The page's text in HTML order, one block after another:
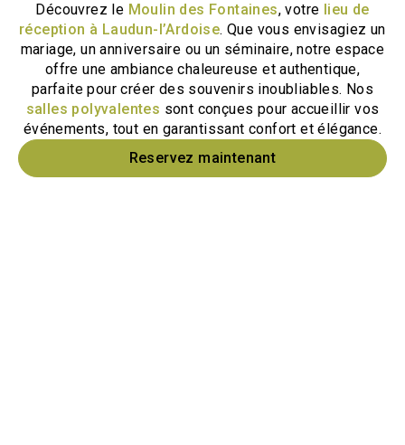
Découvrez le Moulin des Fontaines, votre lieu de
réception à Laudun-l’Ardoise. Que vous envisagiez un
mariage, un anniversaire ou un séminaire, notre espace
offre une ambiance chaleureuse et authentique,
parfaite pour créer des souvenirs inoubliables. Nos
salles polyvalentes sont conçues pour accueillir vos
événements, tout en garantissant confort et élégance.
Reservez maintenant